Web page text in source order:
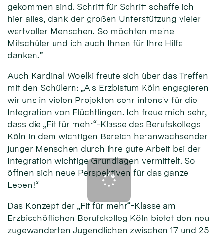
gekommen sind. Schritt für Schritt schaffe ich
hier alles, dank der großen Unterstützung vieler
wertvoller Menschen. So möchten meine
Mitschüler und ich auch Ihnen für Ihre Hilfe
danken.”
Auch Kardinal Woelki freute sich über das Treffen
mit den Schülern: „Als Erzbistum Köln engagieren
wir uns in vielen Projekten sehr intensiv für die
Integration von Flüchtlingen. Ich freue mich sehr,
dass die „Fit für mehr“-Klasse des Berufskollegs
Köln in dem wichtigen Bereich heranwachsender
junger Menschen durch ihre gute Arbeit bei der
Integration wichtige Grundlagen vermittelt. So
öffnen sich neue Perspektiven für das ganze
Leben!“
Das Konzept der „Fit für mehr“-Klasse am
Erzbischöflichen Berufskolleg Köln bietet den neu
zugewanderten Jugendlichen zwischen 17 und 25